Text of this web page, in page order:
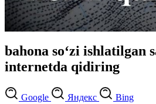
bahona so‘zi ishlatilgan
internetda qidiring
Google Яндекс Bing